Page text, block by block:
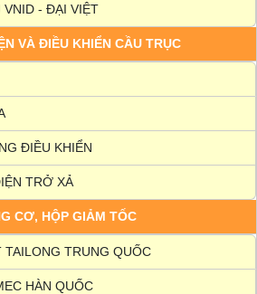
VNID - ĐẠI VIỆT
VÀ ĐIỀU KHIỂN CẦU TRỤC
ĐIỀU KHIỂN
TRỞ XẢ
CƠ, HỘP GIẢM TỐC
TRUNG QUỐC
HÀN QUỐC